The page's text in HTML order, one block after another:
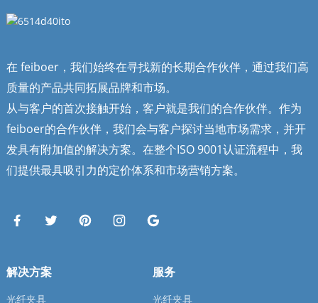
在 feiboer，我们始终在寻找新的长期合作伙伴，通过我们高
质量的产品共同拓展品牌和市场。
从与客户的首次接触开始，客户就是我们的合作伙伴。作为
feiboer的合作伙伴，我们会与客户探讨当地市场需求，并开
发具有附加值的解决方案。在整个ISO 9001认证流程中，我
们提供最具吸引力的定价体系和市场营销方案。
解决方案
光纤夹具
服务
光纤夹具